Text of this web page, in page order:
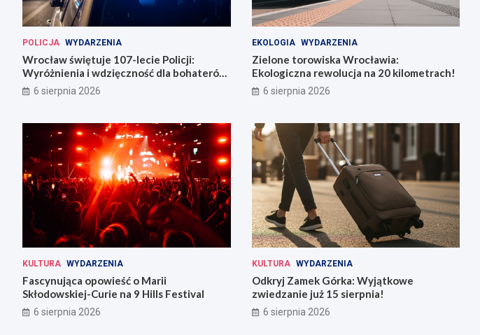
POLICJA WYDARZENIA
Wrocław świętuje 107-lecie Policji:
Wyróżnienia i wdzięczność dla bohaterów
codzienności
6 sierpnia 2026
EKOLOGIA WYDARZENIA
Zielone torowiska Wrocławia:
Ekologiczna rewolucja na 20 kilometrach!
6 sierpnia 2026
KULTURA WYDARZENIA
Fascynująca opowieść o Marii
Skłodowskiej-Curie na 9 Hills Festival
6 sierpnia 2026
KULTURA WYDARZENIA
Odkryj Zamek Górka: Wyjątkowe
zwiedzanie już 15 sierpnia!
6 sierpnia 2026